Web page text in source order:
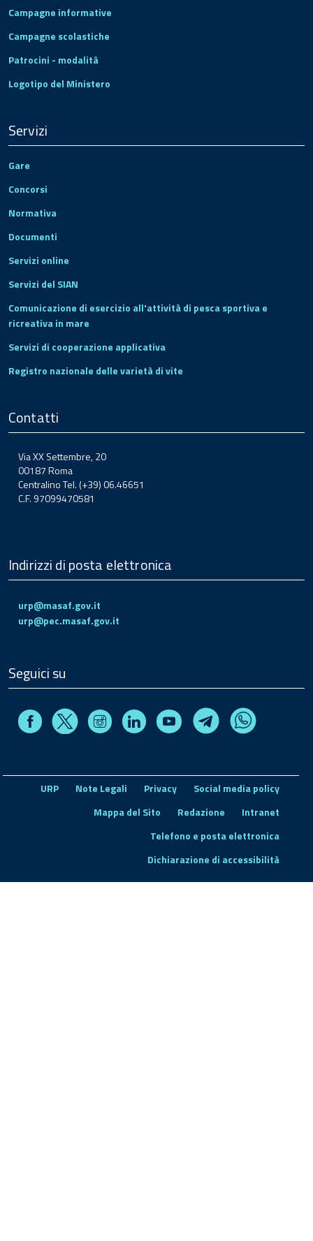
Campagne informative
Campagne scolastiche
Patrocini - modalità
Logotipo del Ministero
Servizi
Gare
Concorsi
Normativa
Documenti
Servizi online
Servizi del SIAN
Comunicazione di esercizio all'attività di pesca sportiva e
ricreativa in mare
Servizi di cooperazione applicativa
Registro nazionale delle varietà di vite
Contatti
Via XX Settembre, 20
00187 Roma
Centralino Tel. (+39) 06.46651
C.F. 97099470581
Indirizzi di posta elettronica
urp@masaf.gov.it
urp@pec.masaf.gov.it
Seguici su
FacebookX InstagramLinkedin Youtube TelegramWhatsapp
URP Note Legali Privacy
Social media policy
Mappa del Sito
Redazione
Intranet
Telefono e posta elettronica
Dichiarazione di accessibilità